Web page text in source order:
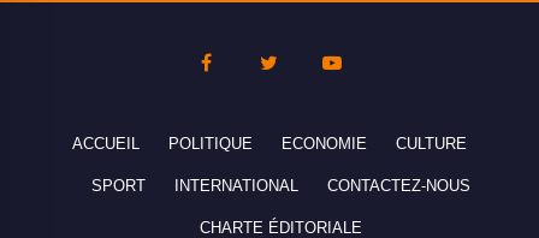
ACCUEIL POLITIQUE ECONOMIE CULTURE
SPORT INTERNATIONAL CONTACTEZ-NOUS
CHARTE ÉDITORIALE